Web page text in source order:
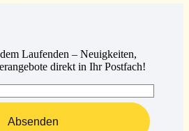
Laufenden – Neuigkeiten,
direkt in Ihr Postfach!
Absenden